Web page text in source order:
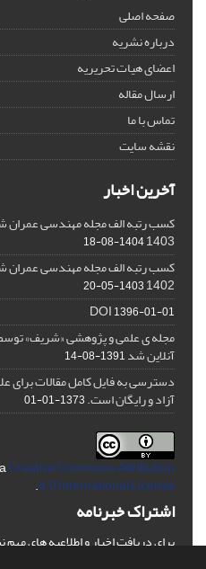
صفحه اصلی
درباره نشریه
اعضای هیات تحریریه
ارسال مقاله
تماس با ما
نقشه سایت
آخرین اخبار
کسب رتبه الف مجله مهندسی عمران
1403
1404-08-18
کسب رتبه الف مجله مهندسی عمران
1402
1403-05-20
DOI1396-01-01
مجله ی علمی و پژوهشی «شریف»
آنلاین شد1391-08-14
دسترسی به فایل کامل مقالات برای
آزاد و رایگان است.1373-01-01
Creative Commons Attribution
4.0 International License
.
اشتراک خبرنامه
برای دریافت اخبار و اطلاعیه های